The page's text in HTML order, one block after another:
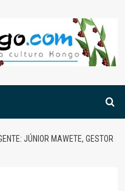
JÚNIOR MAWETE, GESTOR